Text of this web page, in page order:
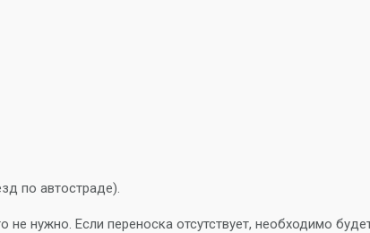
по автостраде).
нужно. Если переноска отсутствует, необходимо